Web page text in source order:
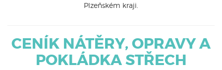
Plzeňském kraji.
CENÍK NÁTĚRY, OPRAVY A
POKLÁDKA STŘECH